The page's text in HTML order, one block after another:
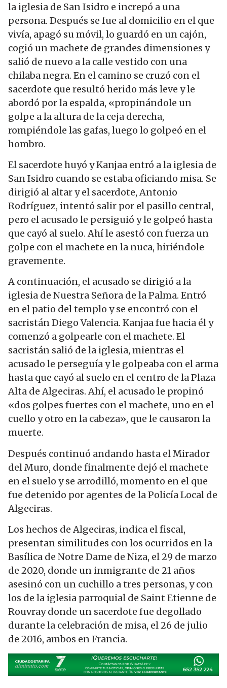
la iglesia de San Isidro e increpó a una
persona. Después se fue al domicilio en el que
vivía, apagó su móvil, lo guardó en un cajón,
cogió un machete de grandes dimensiones y
salió de nuevo a la calle vestido con una
chilaba negra. En el camino se cruzó con el
sacerdote que resultó herido más leve y le
abordó por la espalda, «propinándole un
golpe a la altura de la ceja derecha,
rompiéndole las gafas, luego lo golpeó en el
hombro.
El sacerdote huyó y Kanjaa entró a la iglesia de
San Isidro cuando se estaba oficiando misa. Se
dirigió al altar y el sacerdote, Antonio
Rodríguez, intentó salir por el pasillo central,
pero el acusado le persiguió y le golpeó hasta
que cayó al suelo. Ahí le asestó con fuerza un
golpe con el machete en la nuca, hiriéndole
gravemente.
A continuación, el acusado se dirigió a la
iglesia de Nuestra Señora de la Palma. Entró
en el patio del templo y se encontró con el
sacristán Diego Valencia. Kanjaa fue hacia él y
comenzó a golpearle con el machete. El
sacristán salió de la iglesia, mientras el
acusado le perseguía y le golpeaba con el arma
hasta que cayó al suelo en el centro de la Plaza
Alta de Algeciras. Ahí, el acusado le propinó
«dos golpes fuertes con el machete, uno en el
cuello y otro en la cabeza», que le causaron la
muerte.
Después continuó andando hasta el Mirador
del Muro, donde finalmente dejó el machete
en el suelo y se arrodilló, momento en el que
fue detenido por agentes de la Policía Local de
Algeciras.
Los hechos de Algeciras, indica el fiscal,
presentan similitudes con los ocurridos en la
Basílica de Notre Dame de Niza, el 29 de marzo
de 2020, donde un inmigrante de 21 años
asesinó con un cuchillo a tres personas, y con
los de la iglesia parroquial de Saint Etienne de
Rouvray donde un sacerdote fue degollado
durante la celebración de misa, el 26 de julio
de 2016, ambos en Francia.